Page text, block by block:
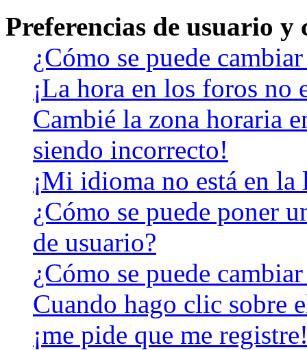
Preferencias de usuario y
¿Cómo se puede
¡La hora en los foros no
Cambié la zona horaria
siendo incorrecto!
¡Mi idioma no está en la
¿Cómo se puede poner
de usuario?
¿Cómo se puede
Cuando hago clic sobre
¡me pide que me